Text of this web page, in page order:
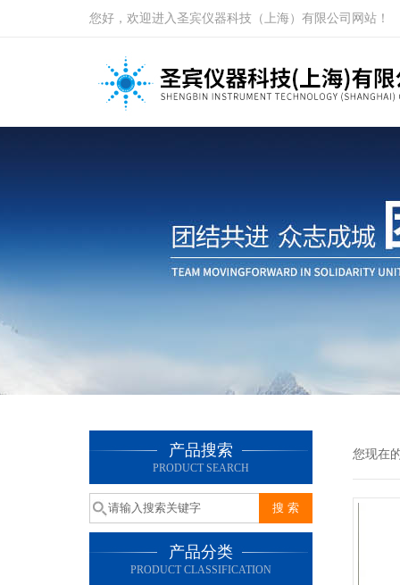
您好，欢迎进入圣宾仪器科技（上海）有限公司网站！
产品搜索
PRODUCT SEARCH
产品分类
PRODUCT CLASSIFICATION
您现在